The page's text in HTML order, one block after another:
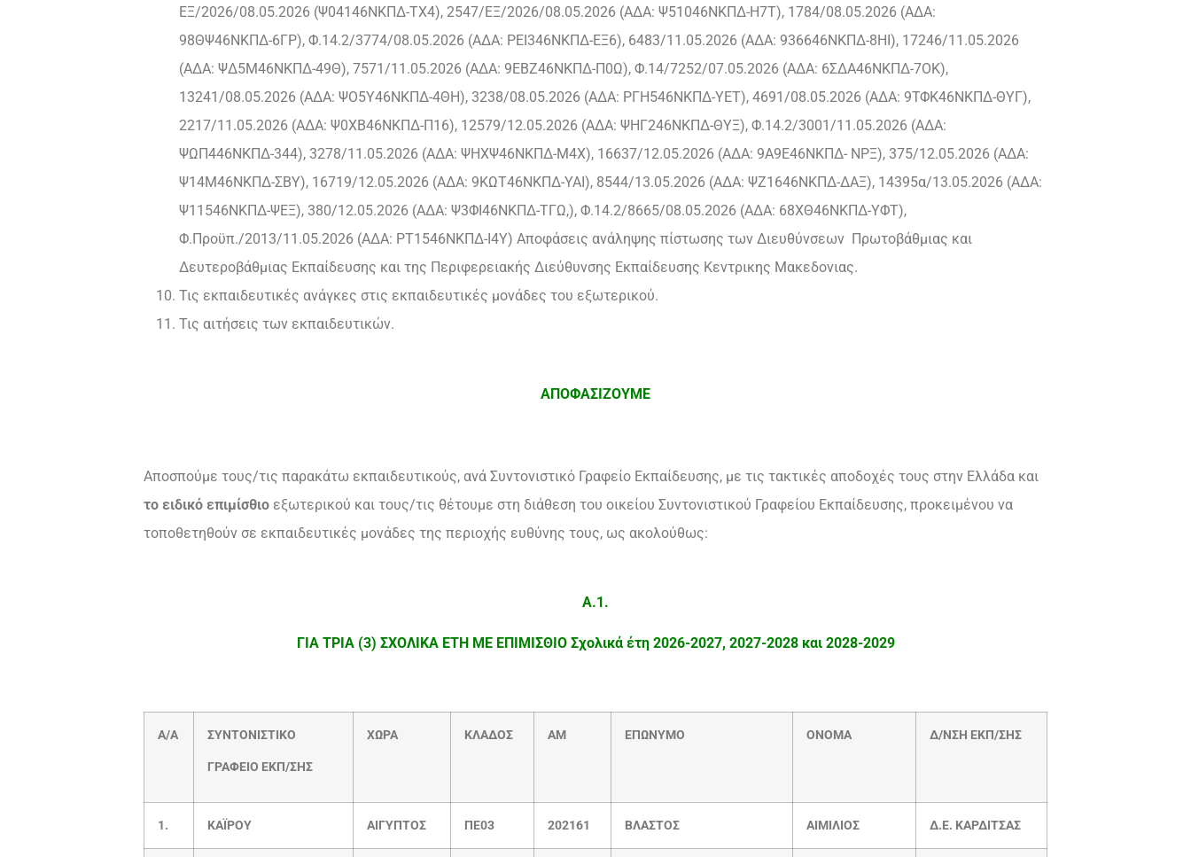
ΕΞ/2026/08.05.2026 (Ψ04146ΝΚΠΔ-ΤΧ4), 2547/ΕΞ/2026/08.05.2026 (ΑΔΑ: Ψ51046ΝΚΠΔ-Η7Τ), 1784/08.05.2026 (ΑΔΑ:
98ΘΨ46ΝΚΠΔ-6ΓΡ), Φ.14.2/3774/08.05.2026 (ΑΔΑ: ΡΕΙ346ΝΚΠΔ-ΕΞ6), 6483/11.05.2026 (ΑΔΑ: 936646ΝΚΠΔ-8ΗΙ), 17246/11.05.2026
(ΑΔΑ: ΨΔ5Μ46ΝΚΠΔ-49Θ), 7571/11.05.2026 (ΑΔΑ: 9ΕΒΖ46ΝΚΠΔ-Π0Ω), Φ.14/7252/07.05.2026 (ΑΔΑ: 6ΣΔΑ46ΝΚΠΔ-7ΟΚ),
13241/08.05.2026 (ΑΔΑ: ΨΟ5Υ46ΝΚΠΔ-4ΘΗ), 3238/08.05.2026 (ΑΔΑ: ΡΓΗ546ΝΚΠΔ-ΥΕΤ), 4691/08.05.2026 (ΑΔΑ: 9ΤΦΚ46ΝΚΠΔ-ΘΥΓ),
2217/11.05.2026 (ΑΔΑ: Ψ0ΧΒ46ΝΚΠΔ-Π16), 12579/12.05.2026 (ΑΔΑ: ΨΗΓ246ΝΚΠΔ-ΘΥΞ), Φ.14.2/3001/11.05.2026 (ΑΔΑ:
ΨΩΠ446ΝΚΠΔ-344), 3278/11.05.2026 (ΑΔΑ: ΨΗΧΨ46ΝΚΠΔ-Μ4Χ), 16637/12.05.2026 (ΑΔΑ: 9Α9Ε46ΝΚΠΔ- ΝΡΞ), 375/12.05.2026 (ΑΔΑ:
Ψ14Μ46ΝΚΠΔ-ΣΒΥ), 16719/12.05.2026 (ΑΔΑ: 9ΚΩΤ46ΝΚΠΔ-ΥΑΙ), 8544/13.05.2026 (ΑΔΑ: ΨΖ1646ΝΚΠΔ-ΔΑΞ), 14395α/13.05.2026 (ΑΔΑ:
Ψ11546ΝΚΠΔ-ΨΕΞ), 380/12.05.2026 (ΑΔΑ: Ψ3ΦΙ46ΝΚΠΔ-ΤΓΩ,), Φ.14.2/8665/08.05.2026 (ΑΔΑ: 68ΧΘ46ΝΚΠΔ-ΥΦΤ),
Φ.Προϋπ./2013/11.05.2026 (ΑΔΑ: ΡΤ1546ΝΚΠΔ-Ι4Υ) Αποφάσεις ανάληψης πίστωσης των Διευθύνσεων Πρωτοβάθμιας και
Δευτεροβάθμιας Εκπαίδευσης και της Περιφερειακής Διεύθυνσης Εκπαίδευσης Κεντρικης Μακεδονιας.
Τις εκπαιδευτικές ανάγκες στις εκπαιδευτικές μονάδες του εξωτερικού.
Τις αιτήσεις των εκπαιδευτικών.
ΑΠΟΦΑΣΙΖΟΥΜΕ
Αποσπούμε τους/τις παρακάτω εκπαιδευτικούς, ανά Συντονιστικό Γραφείο Εκπαίδευσης, με τις τακτικές αποδοχές τους στην Ελλάδα και
το ειδικό επιμίσθιο εξωτερικού και τους/τις θέτουμε στη διάθεση του οικείου Συντονιστικού Γραφείου Εκπαίδευσης, προκειμένου να
τοποθετηθούν σε εκπαιδευτικές μονάδες της περιοχής ευθύνης τους, ως ακολούθως:
Α.1.
ΓΙΑ ΤΡΙΑ (3) ΣΧΟΛΙΚΑ ΕΤΗ ΜΕ ΕΠΙΜΙΣΘΙΟ Σχολικά έτη 2026-2027, 2027-2028 και 2028-2029
Α/Α ΣΥΝΤΟΝΙΣΤΙΚΟ
ΓΡΑΦΕΙΟ ΕΚΠ/ΣΗΣ
ΧΩΡΑ ΚΛΑΔΟΣ ΑΜ ΕΠΩΝΥΜΟ ΟΝΟΜΑ Δ/ΝΣΗ ΕΚΠ/ΣΗΣ
1. ΚΑΪΡΟΥ ΑΙΓΥΠΤΟΣ ΠΕ03 202161 ΒΛΑΣΤΟΣ ΑΙΜΙΛΙΟΣ Δ.Ε. ΚΑΡΔΙΤΣΑΣ